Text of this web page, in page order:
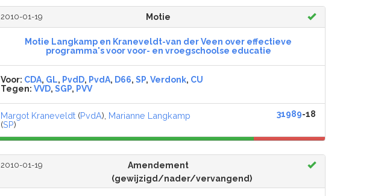
2010-01-19 Motie
Motie Langkamp en Kraneveldt-van der Veen over effectieve
programma's voor voor- en vroegschoolse educatie
Voor: CDA, GL, PvdD, PvdA, D66, SP, Verdonk, CU
Tegen: VVD, SGP, PVV
Margot Kraneveldt (PvdA), Marianne Langkamp
(SP)
31989-18
2010-01-19
Amendement
(gewijzigd/nader/vervangend)